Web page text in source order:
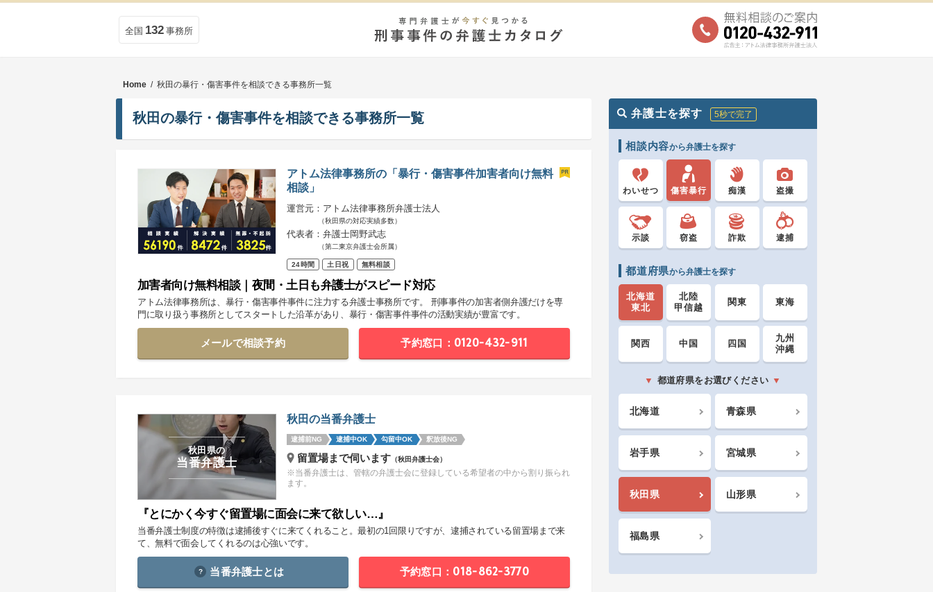
全国 132 事務所
Home / 秋田の暴行・傷害事件を相談できる事務所一覧
秋田の暴行・傷害事件を相談できる事務所一覧
アトム法律事務所の「暴行・傷害事件加害者向け無料
相談」
運営元：アトム法律事務所弁護士法人
（秋田県の対応実績多数）
代表者：弁護士岡野武志
（第二東京弁護士会所属）
24時間 土日祝 無料相談
加害者向け無料相談｜夜間・土日も弁護士がスピード対応
アトム法律事務所は、暴行・傷害事件事件に注力する弁護士事務所です。 刑事事件の加害者側弁護だけを専
門に取り扱う事務所としてスタートした沿革があり、暴行・傷害事件事件の活動実績が豊富です。
メールで相談予約 予約窓口：0120-432-911
秋田の当番弁護士
逮捕前NG 逮捕中OK 勾留中OK 釈放後NG
秋田県の
当番弁護士 留置場まで伺います （秋田弁護士会）
※当番弁護士は、管轄の弁護士会に登録している希望者の中から割り振られ
ます。
『とにかく今すぐ留置場に面会に来て欲しい…』
当番弁護士制度の特徴は逮捕後すぐに来てくれること。最初の1回限りですが、逮捕されている留置場まで来
て、無料で面会してくれるのは心強いです。
当番弁護士とは 予約窓口：018-862-3770
弁護士を探す 5秒で完了
相談内容から弁護士を探す
わいせつ 傷害暴行 痴漢 盗撮
示談 窃盗 詐欺 逮捕
都道府県から弁護士を探す
北海道
東北
北陸
甲信越
関東 東海
関西 中国 四国
九州
沖縄
都道府県をお選びください
北海道 青森県
岩手県 宮城県
秋田県 山形県
福島県